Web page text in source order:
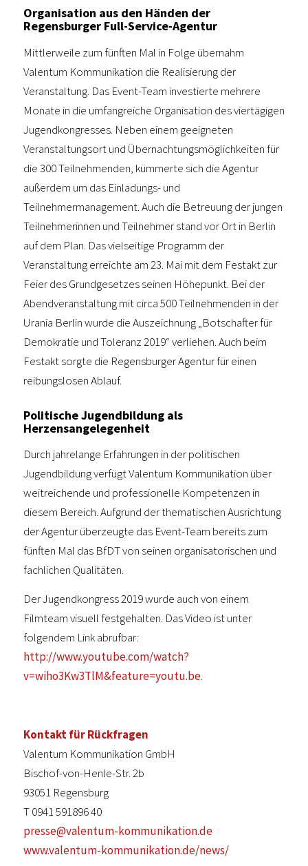
Organisation aus den Händen der
Regensburger Full-Service-Agentur
Mittlerweile zum fünften Mal in Folge übernahm
Valentum Kommunikation die Realisierung der
Veranstaltung. Das Event-Team investierte mehrere
Monate in die umfangreiche Organisation des viertägigen
Jugendkongresses. Neben einem geeigneten
Veranstaltungsort und Übernachtungsmöglichkeiten für
die 300 Teilnehmenden, kümmerte sich die Agentur
außerdem um das Einladungs- und
Teilnehmermanagement. Auch die Betreuung der jungen
Teilnehmerinnen und Teilnehmer stand vor Ort in Berlin
auf dem Plan. Das vielseitige Programm der
Veranstaltung erreichte am 23. Mai mit dem Festakt zur
Feier des Grundgesetzes seinen Höhepunkt. Bei der
Abendveranstaltung mit circa 500 Teilnehmenden in der
Urania Berlin wurde die Auszeichnung „Botschafter für
Demokratie und Toleranz 2019“ verliehen. Auch beim
Festakt sorgte die Regensburger Agentur für einen
reibungslosen Ablauf.
Politische Jugendbildung als
Herzensangelegenheit
Durch jahrelange Erfahrungen in der politischen
Jugendbildung verfügt Valentum Kommunikation über
weitreichende und professionelle Kompetenzen in
diesem Bereich. Aufgrund der thematischen Ausrichtung
der Agentur überzeugte das Event-Team bereits zum
fünften Mal das BfDT von seinen organisatorischen und
fachlichen Qualitäten.
Der Jugendkongress 2019 wurde auch von einem
Filmteam visuell festgehalten. Das Video ist unter
folgendem Link abrufbar:
http://www.youtube.com/watch?
v=wiho3Kw3TlM&feature=youtu.be.
Kontakt für Rückfragen
Valentum Kommunikation GmbH
Bischof-von-Henle-Str. 2b
93051 Regensburg
T 0941 591896 40
presse@valentum-kommunikation.de
www.valentum-kommunikation.de/news/